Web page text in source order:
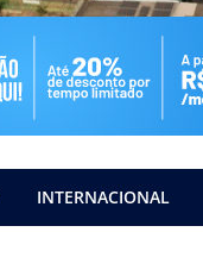
INTERNACIONAL